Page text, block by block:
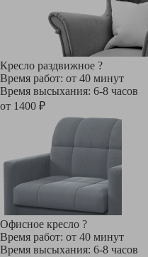
Кресло раздвижное ?
Время работ: от 40 минут
Время высыхания: 6-8 часов
от 1400 ₽
Офисное кресло ?
Время работ: от 40 минут
Время высыхания: 6-8 часов